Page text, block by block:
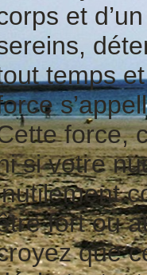
et
temps
force,
si votre
fort ou
que